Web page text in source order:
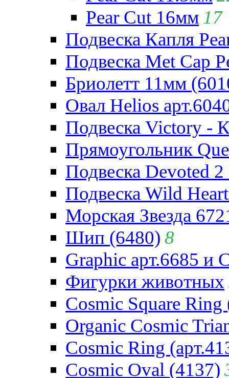
Pear Cut 16мм 17
Подвеска Капля
Подвеска Met Cap
Бриолетт 11мм
Овал Helios
Подвеска Victory -
Прямоугольник
Подвеска Devoted
Подвеска Wild
Морская Звезда
Шип (6480) 8
Graphic арт.6685 и
Фигурки животных
Cosmic Square Ring
Organic Cosmic
Cosmic Ring
Cosmic Oval (4137)